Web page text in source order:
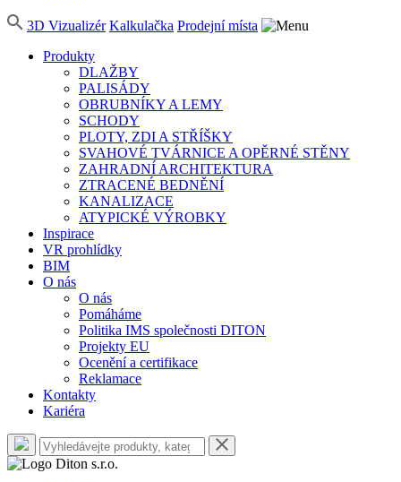
3D Vizualizér Kalkulačka Prodejní místa
Produkty
DLAŽBY
PALISÁDY
OBRUBNÍKY A LEMY
SCHODY
PLOTY, ZDI A STŘÍŠKY
SVAHOVÉ TVÁRNICE A OPĚRNÉ STĚNY
ZAHRADNÍ ARCHITEKTURA
ZTRACENÉ BEDNĚNÍ
KANALIZACE
ATYPICKÉ VÝROBKY
Inspirace
VR prohlídky
BIM
O nás
O nás
Pomáháme
Politika IMS společnosti DITON
Projekty EU
Ocenění a certifikace
Reklamace
Kontakty
Kariéra